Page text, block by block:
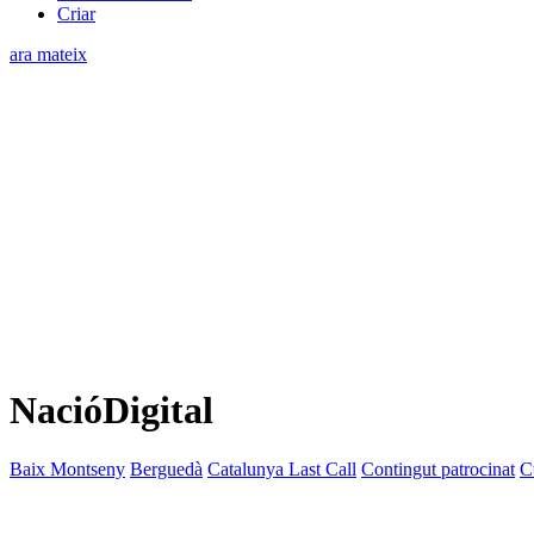
Criar
ara mateix
NacióDigital
Baix Montseny Berguedà Catalunya Last Call Contingut patrocinat